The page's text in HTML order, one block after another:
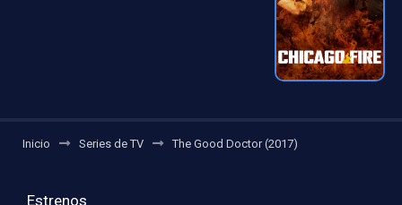
Inicio Series de TV The Good Doctor (2017)
Estrenos